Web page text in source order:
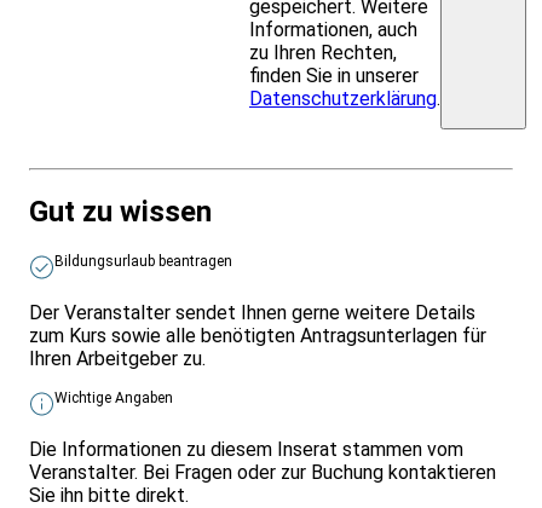
gespeichert. Weitere
Informationen, auch
zu Ihren Rechten,
finden Sie in unserer
Datenschutzerklärung.
Gut zu wissen
Bildungsurlaub beantragen
Der Veranstalter sendet Ihnen gerne weitere Details
zum Kurs sowie alle benötigten Antragsunterlagen für
Ihren Arbeitgeber zu.
Wichtige Angaben
Die Informationen zu diesem Inserat stammen vom
Veranstalter. Bei Fragen oder zur Buchung kontaktieren
Sie ihn bitte direkt.